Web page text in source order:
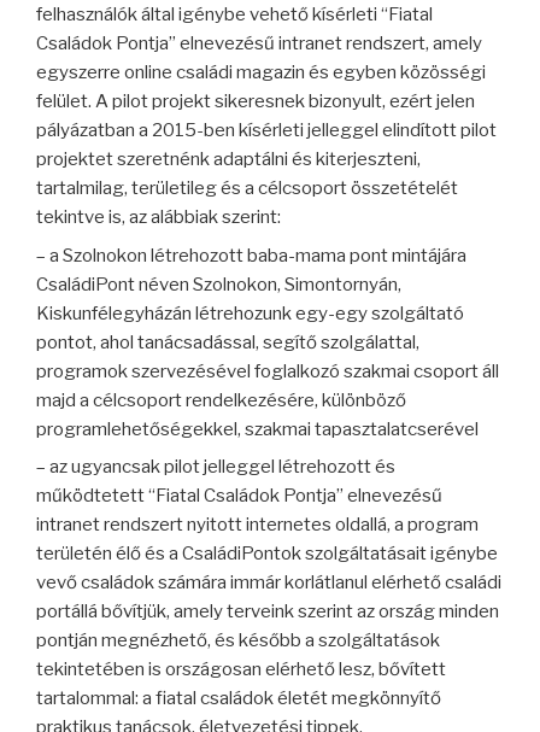
felhasználók által igénybe vehető kísérleti “Fiatal
Családok Pontja” elnevezésű intranet rendszert, amely
egyszerre online családi magazin és egyben közösségi
felület. A pilot projekt sikeresnek bizonyult, ezért jelen
pályázatban a 2015-ben kísérleti jelleggel elindított pilot
projektet szeretnénk adaptálni és kiterjeszteni,
tartalmilag, területileg és a célcsoport összetételét
tekintve is, az alábbiak szerint:
– a Szolnokon létrehozott baba-mama pont mintájára
CsaládiPont néven Szolnokon, Simontornyán,
Kiskunfélegyházán létrehozunk egy-egy szolgáltató
pontot, ahol tanácsadással, segítő szolgálattal,
programok szervezésével foglalkozó szakmai csoport áll
majd a célcsoport rendelkezésére, különböző
programlehetőségekkel, szakmai tapasztalatcserével
– az ugyancsak pilot jelleggel létrehozott és
működtetett “Fiatal Családok Pontja” elnevezésű
intranet rendszert nyitott internetes oldallá, a program
területén élő és a CsaládiPontok szolgáltatásait igénybe
vevő családok számára immár korlátlanul elérhető családi
portállá bővítjük, amely terveink szerint az ország minden
pontján megnézhető, és később a szolgáltatások
tekintetében is országosan elérhető lesz, bővített
tartalommal: a fiatal családok életét megkönnyítő
praktikus tanácsok, életvezetési tippek,